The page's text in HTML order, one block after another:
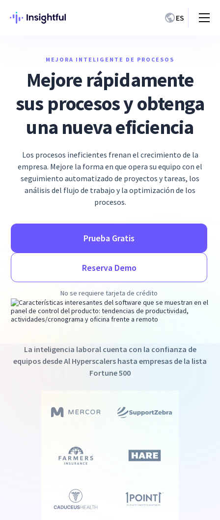
ES
MEJORA INTELIGENTE DE PROCESOS
Mejore rápidamente
sus procesos y obtenga
una nueva eficiencia
Los procesos ineficientes frenan el crecimiento de la
empresa. Mejore la forma en que opera su equipo con el
seguimiento automatizado de proyectos y tareas, los
análisis del flujo de trabajo y la optimización de los
procesos.
Prueba Gratis
Reserva Demo
No se requiere tarjeta de crédito
La inteligencia laboral cuenta con la confianza de
equipos desde Al Hyperscalers hasta empresas de la lista
Fortune 500